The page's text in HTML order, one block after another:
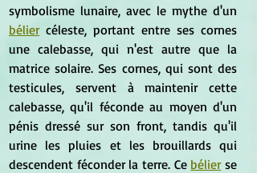
bélier céleste, portant entre ses cornes
une calebasse, qui n'est autre que la
matrice solaire. Ses cornes, qui sont des
testicules, servent à maintenir cette
calebasse, qu'il féconde au moyen d'un
pénis dressé sur son front, tandis qu'il
urine les pluies et les brouillards qui
descendent féconder la terre. Ce bélier se